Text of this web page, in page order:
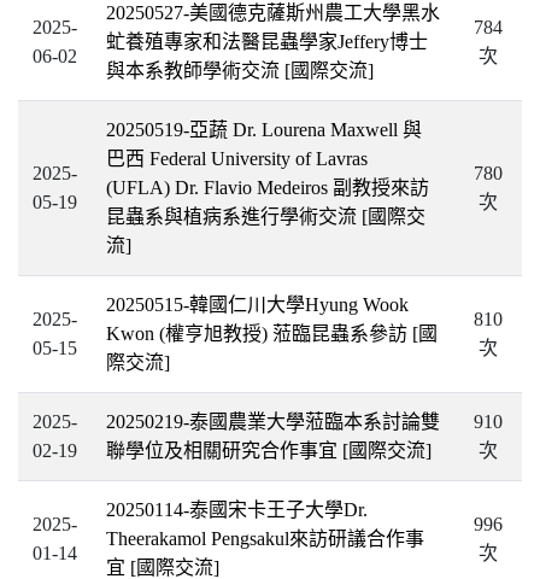
2025-
06-02
20250527-美國德克薩斯州農工大學黑水
虻養殖專家和法醫昆蟲學家Jeffery博士
與本系教師學術交流 [國際交流]
784
次
2025-
05-19
20250519-亞蔬 Dr. Lourena Maxwell 與
巴西 Federal University of Lavras
(UFLA) Dr. Flavio Medeiros 副教授來訪
昆蟲系與植病系進行學術交流 [國際交
流]
780
次
2025-
05-15
20250515-韓國仁川大學Hyung Wook
Kwon (權亨旭教授) 蒞臨昆蟲系參訪 [國
際交流]
810
次
2025-
02-19
20250219-泰國農業大學蒞臨本系討論雙
聯學位及相關研究合作事宜 [國際交流]
910
次
2025-
01-14
20250114-泰國宋卡王子大學Dr.
Theerakamol Pengsakul來訪研議合作事
宜 [國際交流]
996
次